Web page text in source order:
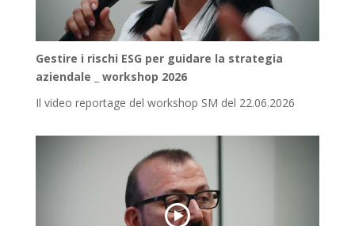
Gestire i rischi ESG per guidare la strategia
aziendale _ workshop 2026
Il video reportage del workshop SM del 22.06.2026